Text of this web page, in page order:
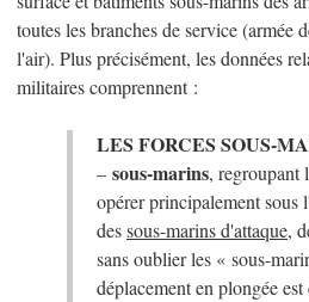
toutes les branches de service (armée
l'air). Plus précisément, les données
militaires comprennent :
LES FORCES SOUS-
– sous-marins, regroupant
opérer principalement sous
dessous-marins d'attaque,
sans oublier les « sous-
déplacement en plongée